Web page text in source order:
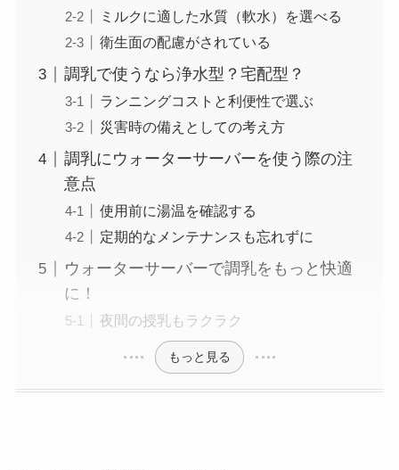
ミルクに適した水質（軟水）を選べる
衛生面の配慮がされている
調乳で使うなら浄水型？宅配型？
ランニングコストと利便性で選ぶ
災害時の備えとしての考え方
調乳にウォーターサーバーを使う際の注
意点
使用前に湯温を確認する
定期的なメンテナンスも忘れずに
ウォーターサーバーで調乳をもっと快適
に！
夜間の授乳もラクラク
もっと見る